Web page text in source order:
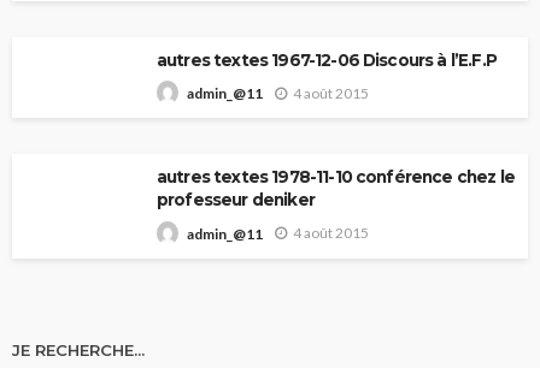
autres textes 1967-12-06 Discours à l’E.F.P
admin_@11 4 août 2015
autres textes 1978-11-10 conférence chez le
professeur deniker
admin_@11 4 août 2015
JE RECHERCHE…